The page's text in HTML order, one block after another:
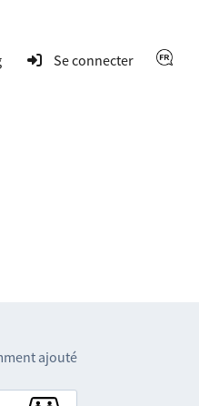
Se connecter
ajouté